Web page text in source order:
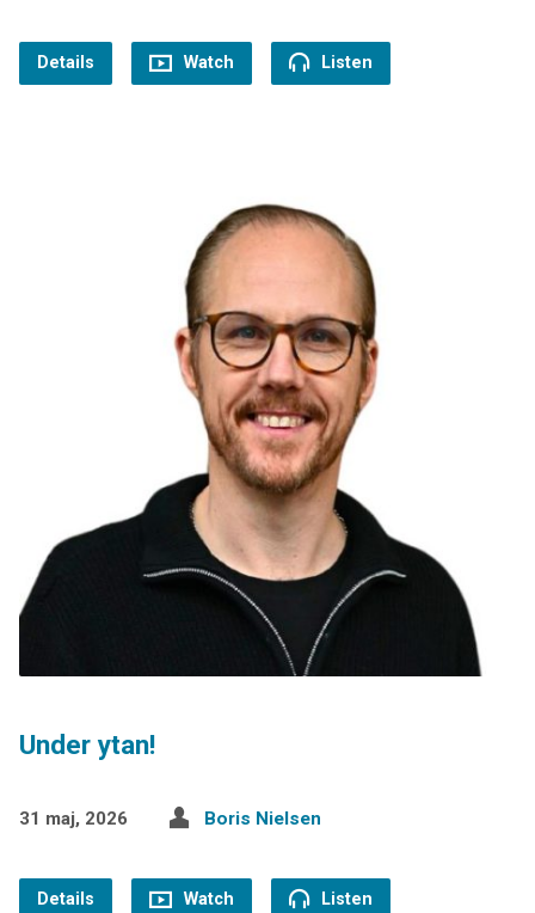
Details Watch Listen
Under ytan!
31 maj, 2026 Boris Nielsen
Details Watch Listen